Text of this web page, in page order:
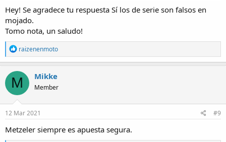
Hey! Se agradece tu respuesta Sí los de serie son falsos en
mojado.
Tomo nota, un saludo!
R
e
a
c
t
i
o
n
s
raizenenmoto
M Mikke
Member
12 Mar 2021 #9
Metzeler siempre es apuesta segura.